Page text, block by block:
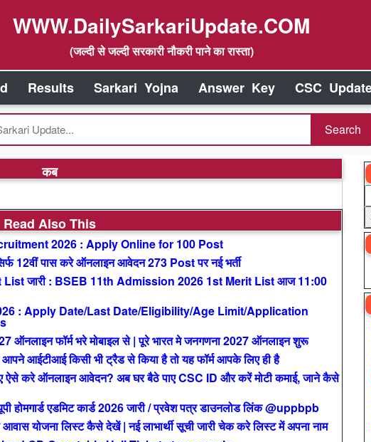
WWW.DailySarkariUpdate.COM
(जल्दी से जल्दी सरकारी नौकरी पाने का रास्ता)
Results Sarkari Yojna Answer Key CSC
कब
Read Also This
2026 : Apply Online for 100 Post
पास करे ऑनलाइन आवेदन 273 Post पर नई भर्ती
जारी : BSEB 11th Admission 2026 1st Merit List आज 11:00
: Apply Date/Last Date/Eligibility/Age Limit/Application
फॉर्म भरे मोबाइल से | पूरे भारत मे जनगणना 2027 ऑनलाइन शुरू
किसी भी ट्रैड से किया है तो यह फॉर्म आपके लिए ही है
करे ऑनलाइन आवेदन? अब घर बैठे पाए CSC ID और करें मोटी कमाई, जाने कैसे
एडमिट कार्ड 2026 जारी / प्रवेश पत्र डाउनलोड लिंक @uppbpb
योजना लिस्ट कैसे देखें | नई लाभार्थी सूची जारी चेक करे लिस्ट में अपना नाम